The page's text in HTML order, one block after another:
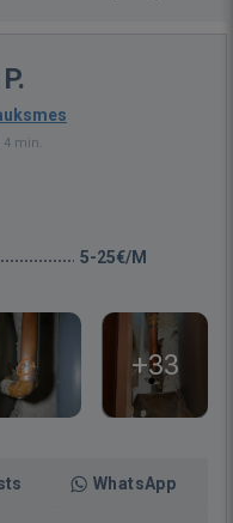
min.
5-25€/M
+33
WhatsApp